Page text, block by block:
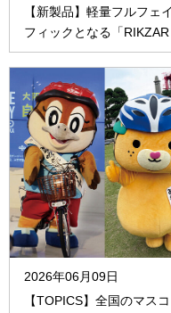
【新製品】軽量フルフェ
フィックとなる「
2026年06月09日
【TOPICS】全国のマス